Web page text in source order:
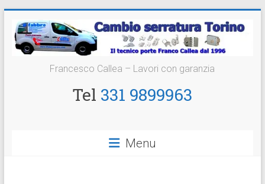
contenuto
Cambio
Serratura
Francesco Callea – Lavori con garanzia
Tel 331 9899963
Menu